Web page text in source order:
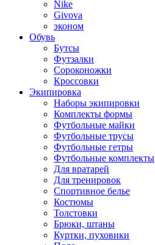
Nike
Givova
эконом
Обувь
Бутсы
Футзалки
Сороконожки
Кроссовки
Экипировка
Наборы экипировки
Комплекты формы
Футбольные майки
Футбольные трусы
Футбольные гетры
Футбольные комплекты
Для вратарей
Для тренировок
Спортивное белье
Костюмы
Толстовки
Брюки, штаны
Куртки, пуховики